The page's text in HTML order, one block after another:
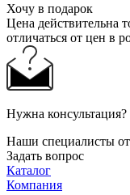
Хочу в подарок
Цена действительна
отличаться от цен в
Нужна консультация?
Наши специалисты
Задать вопрос
Каталог
Компания